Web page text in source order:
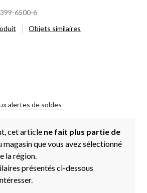
6500-6
Objets similaires
alertes de soldes
cet article ne fait plus partie de
magasin que vous avez sélectionné
la région.
présentés ci-dessous